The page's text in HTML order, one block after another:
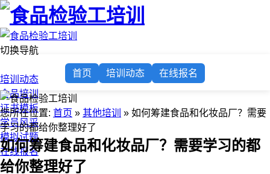
切换导航
培训动态
食品培训
证书模板
学员风采
模拟试题
在线报名
首页 培训动态 在线报名
您所在位置: 首页 » 其他培训
» 如何筹建食品和化妆品厂？需要
学习的都给你整理好了
如何筹建食品和化妆品厂？需要学习的都
给你整理好了